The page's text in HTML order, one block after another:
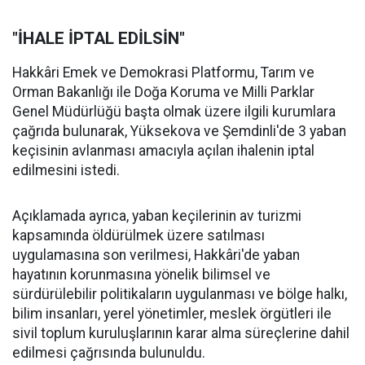
"İHALE İPTAL EDİLSİN"
Hakkâri Emek ve Demokrasi Platformu, Tarım ve
Orman Bakanlığı ile Doğa Koruma ve Milli Parklar
Genel Müdürlüğü başta olmak üzere ilgili kurumlara
çağrıda bulunarak, Yüksekova ve Şemdinli'de 3 yaban
keçisinin avlanması amacıyla açılan ihalenin iptal
edilmesini istedi.
Açıklamada ayrıca, yaban keçilerinin av turizmi
kapsamında öldürülmek üzere satılması
uygulamasına son verilmesi, Hakkâri'de yaban
hayatının korunmasına yönelik bilimsel ve
sürdürülebilir politikaların uygulanması ve bölge halkı,
bilim insanları, yerel yönetimler, meslek örgütleri ile
sivil toplum kuruluşlarının karar alma süreçlerine dahil
edilmesi çağrısında bulunuldu.